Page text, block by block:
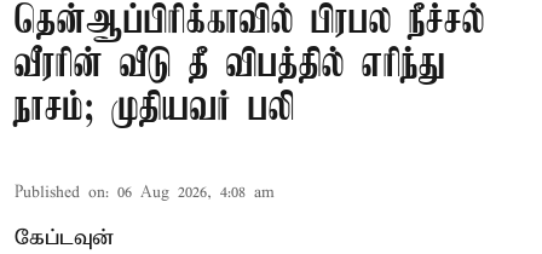
தென்ஆப்பிரிக்காவில் பிரபல நீச்சல்
வீரரின் வீடு தீ விபத்தில் எரிந்து
நாசம்; முதியவர் பலி
Published on: 06 Aug 2026, 4:08 am
கேப்டவுன்